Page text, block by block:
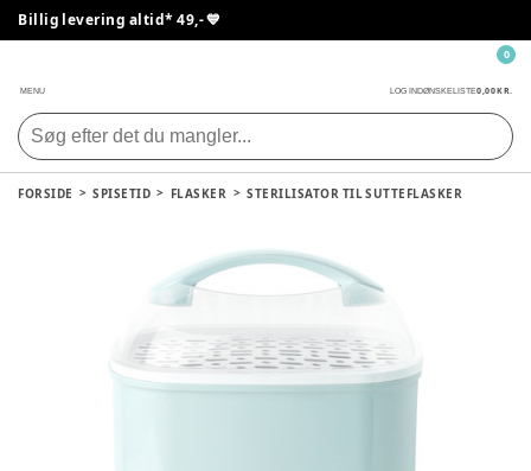
Billig levering altid* 49,- 💙
MENU LOG INDØNSKELISTE0,00 KR.
0
FORSIDE SPISETID FLASKER STERILISATOR TIL SUTTEFLASKER